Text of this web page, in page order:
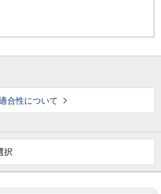
合性について
択